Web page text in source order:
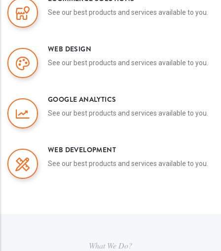
See our best products and services available to you.
WEB DESIGN
See our best products and services available to you.
GOOGLE ANALYTICS
See our best products and services available to you.
WEB DEVELOPMENT
See our best products and services available to you.
What We Do?